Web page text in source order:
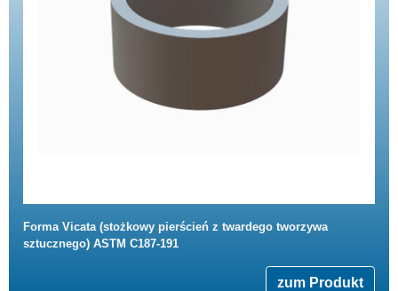
Forma Vicata (stożkowy pierścień z twardego tworzywa
sztucznego) ASTM C187-191
zum Produkt